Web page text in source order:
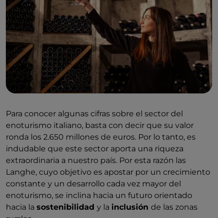
Para conocer algunas cifras sobre el sector del
enoturismo italiano, basta con decir que su valor
ronda los 2.650 millones de euros. Por lo tanto, es
indudable que este sector aporta una riqueza
extraordinaria a nuestro país. Por esta razón las
Langhe, cuyo objetivo es apostar por un crecimiento
constante y un desarrollo cada vez mayor del
enoturismo, se inclina hacia un futuro orientado
hacia la sostenibilidad y la inclusión de las zonas